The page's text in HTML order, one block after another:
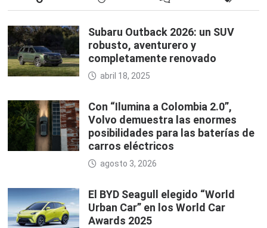
Subaru Outback 2026: un SUV
robusto, aventurero y
completamente renovado
abril 18, 2025
Con “Ilumina a Colombia 2.0”,
Volvo demuestra las enormes
posibilidades para las baterías de
carros eléctricos
agosto 3, 2026
El BYD Seagull elegido “World
Urban Car” en los World Car
Awards 2025